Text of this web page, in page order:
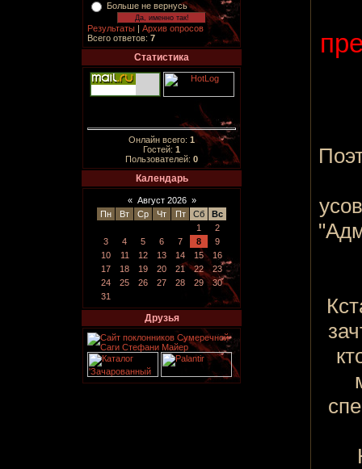
Больше не вернусь
Результаты | Архив опросов
Всего ответов: 7
Статистика
Онлайн всего: 1
Гостей: 1
Пользователей: 0
Календарь
« Август 2026 »
Пн
Вт Ср Чт Пт Сб
Вс
1
2
3
4 5 6 7 8
9
10
11 12 13 14 15
16
17
18 19 20 21 22
23
24
25 26 27 28 29
30
31
Друзья